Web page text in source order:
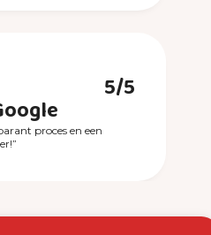
5/5
proces en een